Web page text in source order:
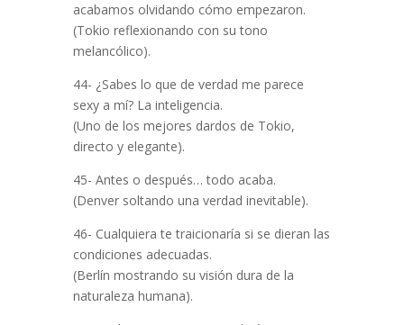
acabamos olvidando cómo empezaron.
(Tokio reflexionando con su tono
melancólico).
44- ¿Sabes lo que de verdad me parece
sexy a mí? La inteligencia.
(Uno de los mejores dardos de Tokio,
directo y elegante).
45- Antes o después… todo acaba.
(Denver soltando una verdad inevitable).
46- Cualquiera te traicionaría si se dieran las
condiciones adecuadas.
(Berlín mostrando su visión dura de la
naturaleza humana).